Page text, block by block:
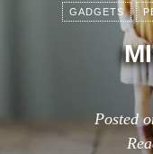
GADGETS
Posted